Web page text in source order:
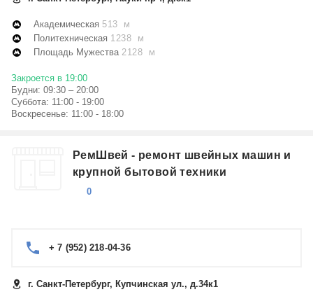
Академическая 513 м
Политехническая 1238 м
Площадь Мужества 2128 м
Закроется в 19:00
Будни: 09:30 – 20:00
Суббота: 11:00 - 19:00
Воскресенье: 11:00 - 18:00
РемШвей - ремонт швейных машин и
крупной бытовой техники
0
+ 7 (952) 218-04-36
г. Санкт-Петербург, Купчинская ул., д.34к1